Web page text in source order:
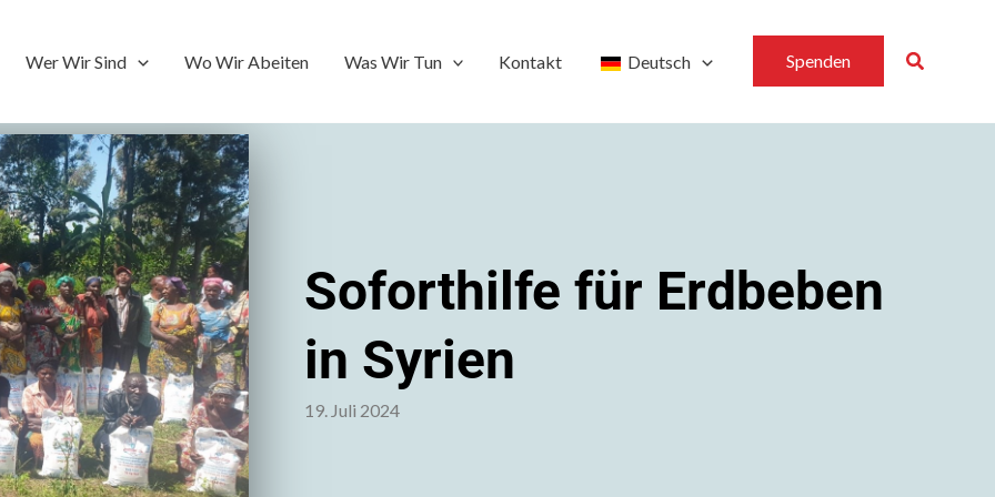
Wer Wir Sind Wo Wir Abeiten Was Wir Tun Kontakt Deutsch Spenden Suchen
Soforthilfe für Erdbeben
in Syrien
19. Juli 2024